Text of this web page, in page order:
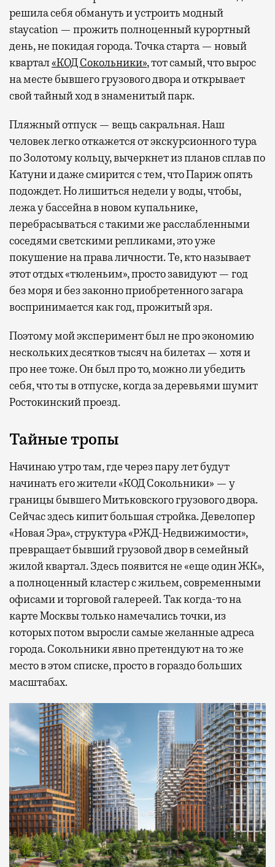
решила себя обмануть и устроить модный
staycation — прожить полноценный курортный
день, не покидая города. Точка старта — новый
квартал«КОД Сокольники», тот самый, что вырос
на месте бывшего грузового двора и открывает
свой тайный ход в знаменитый парк.
Пляжный отпуск — вещь сакральная. Наш
человек легко откажется от экскурсионного тура
по Золотому кольцу, вычеркнет из планов сплав по
Катуни и даже смирится с тем, что Париж опять
подождет. Но лишиться недели у воды, чтобы,
лежа у бассейна в новом купальнике,
перебрасываться с такими же расслабленными
соседями светскими репликами, это уже
покушение на права личности. Те, кто называет
этот отдых «тюленьим», просто завидуют — год
без моря и без законно приобретенного загара
воспринимается как год, прожитый зря.
Поэтому мой эксперимент был не про экономию
нескольких десятков тысяч на билетах — хотя и
про нее тоже. Он был про то, можно ли убедить
себя, что ты в отпуске, когда за деревьями шумит
Ростокинский проезд.
Тайные тропы
Начинаю утро там, где через пару лет будут
начинать его жители «КОД Сокольники» — у
границы бывшего Митьковского грузового двора.
Сейчас здесь кипит большая стройка. Девелопер
«Новая Эра», структура «РЖД-Недвижимости»,
превращает бывший грузовой двор в семейный
жилой квартал. Здесь появится не «еще один ЖК»,
а полноценный кластер с жильем, современными
офисами и торговой галереей. Так когда-то на
карте Москвы только намечались точки, из
которых потом выросли самые желанные адреса
города. Сокольники явно претендуют на то же
место в этом списке, просто в гораздо больших
масштабах.